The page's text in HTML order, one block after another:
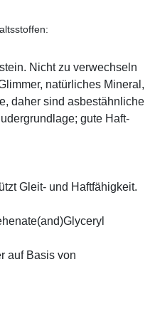
Nicht zu verwechseln
natürliches Mineral,
daher sind asbestähnliche
gute Haft-
Gleit- und Haftfähigkeit.
auf Basis von